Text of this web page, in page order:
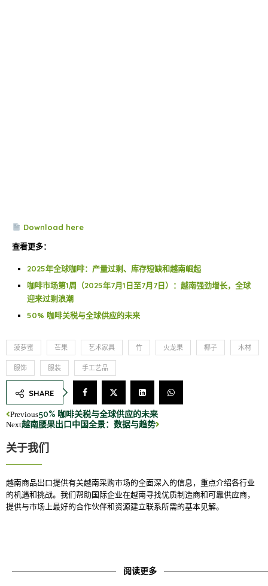
Download here
查看更多：
2025年全球咖啡：产量过剩、库存短缺和越南崛起
咖啡市场第1周（2025年7月1日至7月7日）：越南强劲增长，全球
迎来过剩浪潮
50% 咖啡关税与全球供应的未来
菠萝蜜 芒果 艺术家具 竹 火龙果 椰子 木材
服饰 服装 手工艺品
SHARE
Previous50% 咖啡关税与全球供应的未来
Next越南腰果出口中国全景：数据与趋势
关于我们
越南商品出口提供有关越南采购市场的全面深入的信息，重点介绍各行业
的机遇和挑战。 我们帮助国际企业在越南寻找优质制造商和可靠供应商，
提供与市场上最好的合作伙伴和资源建立联系所需的基本见解。
阅读更多